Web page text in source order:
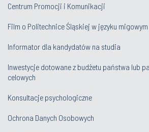
Centrum Promocji i Komunikacji
Film o Politechnice Śląskiej w języku migowym
Informator dla kandydatów na studia
Inwestycje dotowane z budżetu państwa lub
celowych
Konsultacje psychologiczne
Ochrona Danych Osobowych